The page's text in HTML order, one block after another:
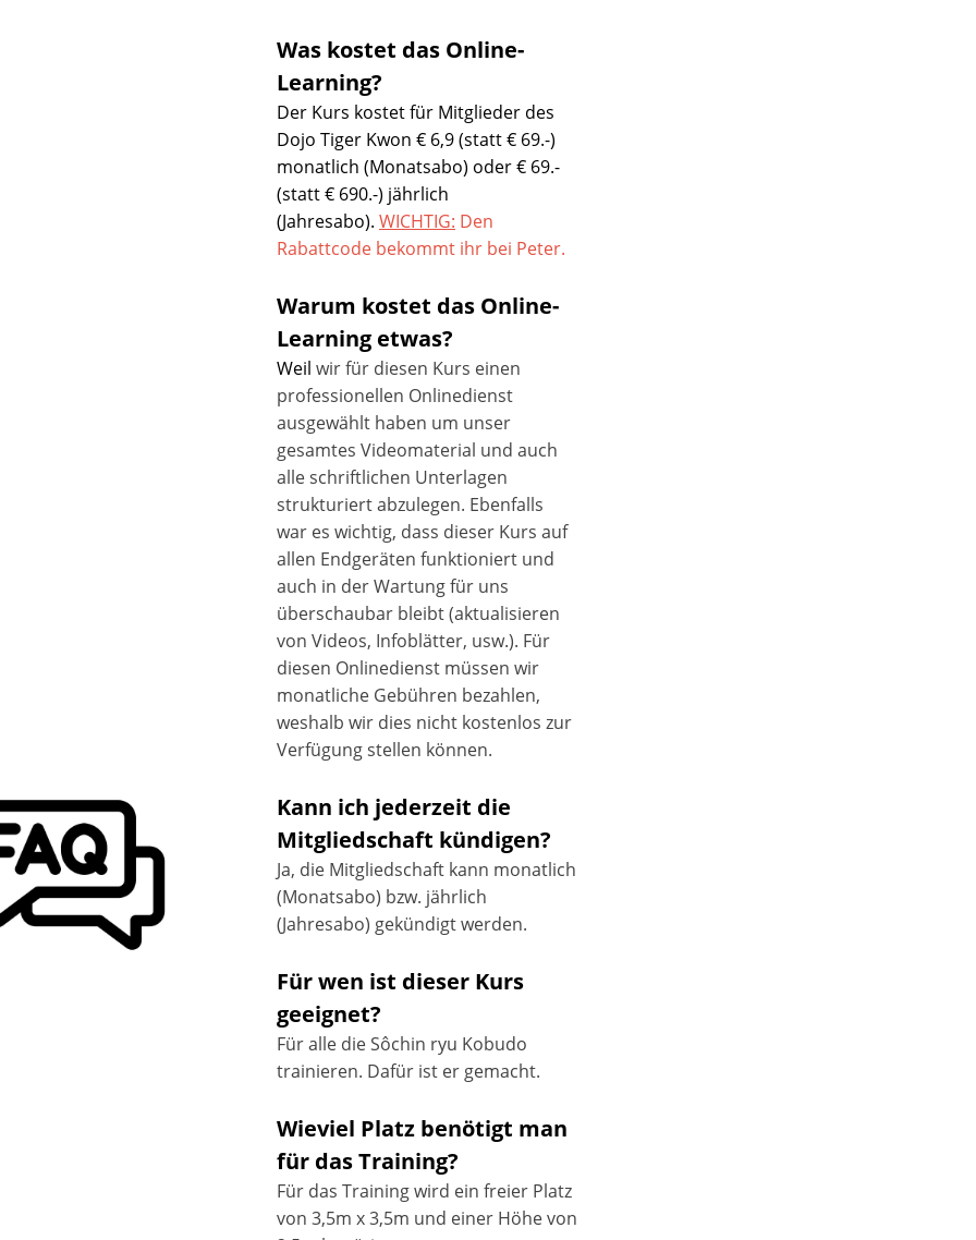
Was kostet das Online-
Learning?
Der Kurs kostet für Mitglieder des
Dojo Tiger Kwon € 6,9 (statt € 69.-)
monatlich (Monatsabo) oder € 69.-
(statt € 690.-) jährlich
(Jahresabo). WICHTIG: Den
Rabattcode bekommt ihr bei Peter.
Warum kostet das Online-
Learning etwas?
Weil wir für diesen Kurs einen
professionellen Onlinedienst
ausgewählt haben um unser
gesamtes Videomaterial und auch
alle schriftlichen Unterlagen
strukturiert abzulegen. Ebenfalls
war es wichtig, dass dieser Kurs auf
allen Endgeräten funktioniert und
auch in der Wartung für uns
überschaubar bleibt (aktualisieren
von Videos, Infoblätter, usw.). Für
diesen Onlinedienst müssen wir
monatliche Gebühren bezahlen,
weshalb wir dies nicht kostenlos zur
Verfügung stellen können.
Kann ich jederzeit die
Mitgliedschaft kündigen?
Ja, die Mitgliedschaft kann monatlich
(Monatsabo) bzw. jährlich
(Jahresabo) gekündigt werden.
Für wen ist dieser Kurs
geeignet?
Für alle die Sôchin ryu Kobudo
trainieren. Dafür ist er gemacht.
Wieviel Platz benötigt man
für das Training?
Für das Training wird ein freier Platz
von 3,5m x 3,5m und einer Höhe von